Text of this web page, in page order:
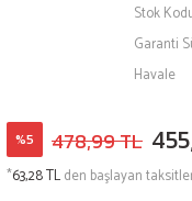
Stok
Garanti
Havale
%5 478,99 TL
*63,28 TLden başlayan